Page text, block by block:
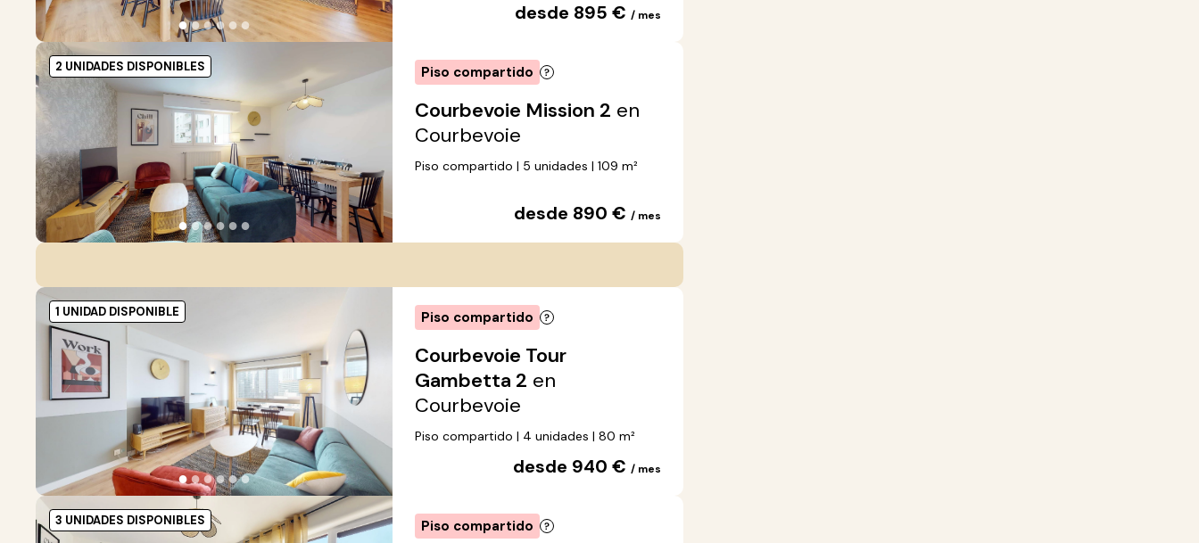
●●●●●● desde 895 €/ mes
●●●●●●
2 UNIDADES DISPONIBLES Piso compartido
Courbevoie Mission 2 en
Courbevoie
Piso compartido | 5 unidades | 109 m²
desde 890 €/ mes
●●●●●●
1 UNIDAD DISPONIBLE Piso compartido
Courbevoie Tour
Gambetta 2 en
Courbevoie
Piso compartido | 4 unidades | 80 m²
desde 940 €/ mes
3 UNIDADES DISPONIBLES Piso compartido